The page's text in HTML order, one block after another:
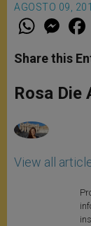
AGOSTO 09,
W
t
s
p
p
M
e
s
e
g
e
Share this
Rosa Die
View all